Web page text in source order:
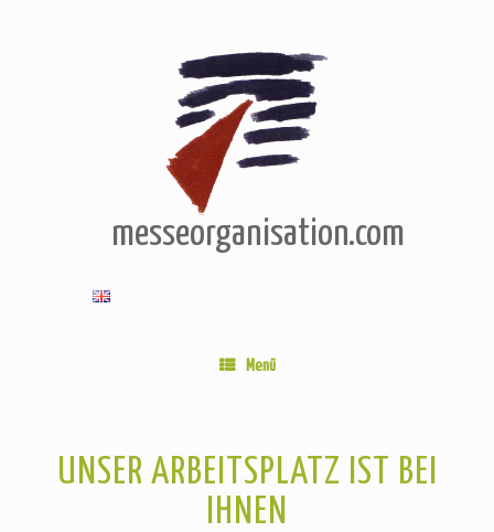
messeorganisation.com
Menü
UNSER ARBEITSPLATZ IST BEI
IHNEN